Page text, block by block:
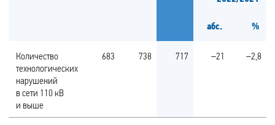
абс. %
Количество
технологических
нарушений
в сети 110 кВ
и выше
683 738 717 –21 –2,8